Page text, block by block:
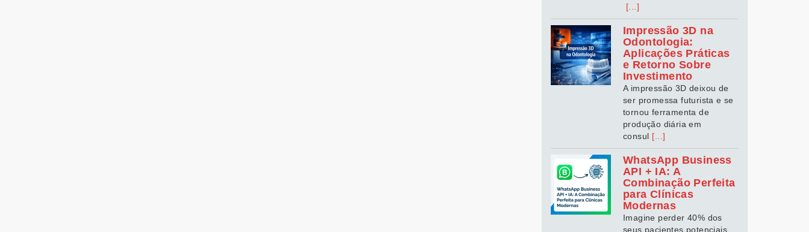
[...]
Impressão 3D na
Odontologia:
Aplicações Práticas
e Retorno Sobre
Investimento
A impressão 3D deixou de
ser promessa futurista e se
tornou ferramenta de
produção diária em
consul [...]
WhatsApp Business
API + IA: A
Combinação Perfeita
para Clínicas
Modernas
Imagine perder 40% dos
seus pacientes potenciais